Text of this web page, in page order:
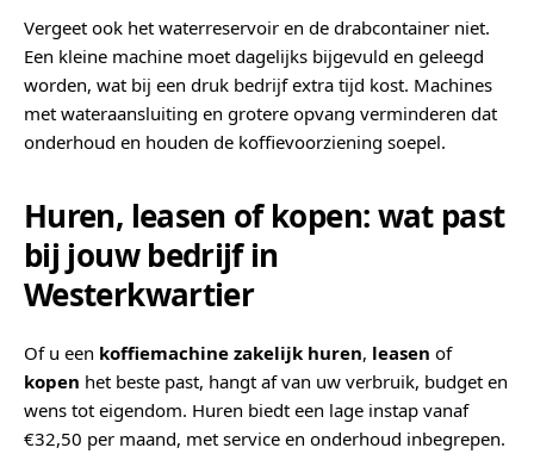
Vergeet ook het waterreservoir en de drabcontainer niet.
Een kleine machine moet dagelijks bijgevuld en geleegd
worden, wat bij een druk bedrijf extra tijd kost. Machines
met wateraansluiting en grotere opvang verminderen dat
onderhoud en houden de koffievoorziening soepel.
Huren, leasen of kopen: wat past
bij jouw bedrijf in
Westerkwartier
Of u een koffiemachine zakelijk huren, leasen of
kopen het beste past, hangt af van uw verbruik, budget en
wens tot eigendom. Huren biedt een lage instap vanaf
€32,50 per maand, met service en onderhoud inbegrepen.